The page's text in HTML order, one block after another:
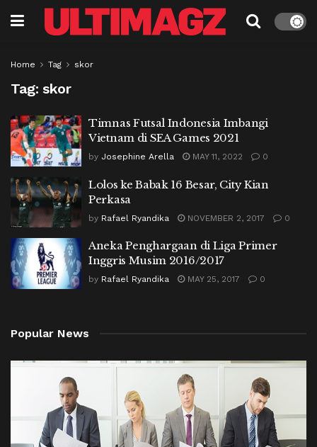
Home Tag skor
Tag: skor
Timnas Futsal Indonesia Imbangi
Vietnam di SEA Games 2021
by Josephine Arella MAY 11, 2022 0
Lolos ke Babak 16 Besar, City Kian
Perkasa
by Rafael Ryandika NOVEMBER 2, 2017 0
Aneka Penghargaan di Liga Primer
Inggris Musim 2016/2017
by Rafael Ryandika MAY 25, 2017 0
Popular News